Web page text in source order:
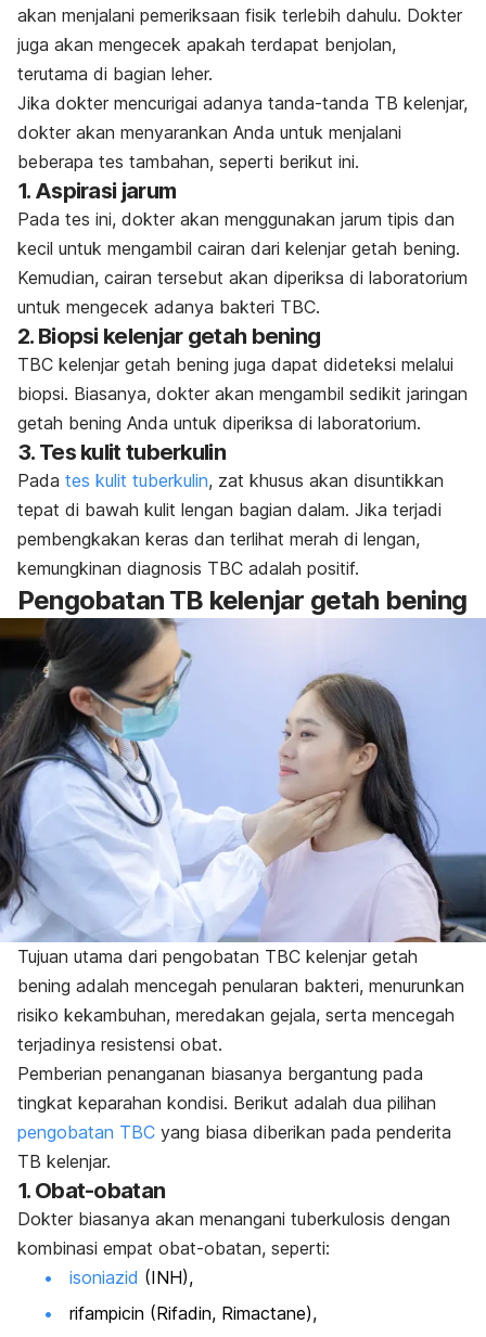
akan menjalani pemeriksaan fisik terlebih dahulu. Dokter
juga akan mengecek apakah terdapat benjolan,
terutama di bagian leher.
Jika dokter mencurigai adanya tanda-tanda TB kelenjar,
dokter akan menyarankan Anda untuk menjalani
beberapa tes tambahan, seperti berikut ini.
1. Aspirasi jarum
Pada tes ini, dokter akan menggunakan jarum tipis dan
kecil untuk mengambil cairan dari kelenjar getah bening.
Kemudian, cairan tersebut akan diperiksa di laboratorium
untuk mengecek adanya bakteri TBC.
2. Biopsi kelenjar getah bening
TBC kelenjar getah bening juga dapat dideteksi melalui
biopsi. Biasanya, dokter akan mengambil sedikit jaringan
getah bening Anda untuk diperiksa di laboratorium.
3. Tes kulit tuberkulin
Pada tes kulit tuberkulin, zat khusus akan disuntikkan
tepat di bawah kulit lengan bagian dalam. Jika terjadi
pembengkakan keras dan terlihat merah di lengan,
kemungkinan diagnosis TBC adalah positif.
Pengobatan TB kelenjar getah bening
Tujuan utama dari pengobatan TBC kelenjar getah
bening adalah mencegah penularan bakteri, menurunkan
risiko kekambuhan, meredakan gejala, serta mencegah
terjadinya resistensi obat.
Pemberian penanganan biasanya bergantung pada
tingkat keparahan kondisi. Berikut adalah dua pilihan
pengobatan TBC yang biasa diberikan pada penderita
TB kelenjar.
1. Obat-obatan
Dokter biasanya akan menangani tuberkulosis dengan
kombinasi empat obat-obatan, seperti:
isoniazid (INH),
rifampicin (Rifadin, Rimactane),